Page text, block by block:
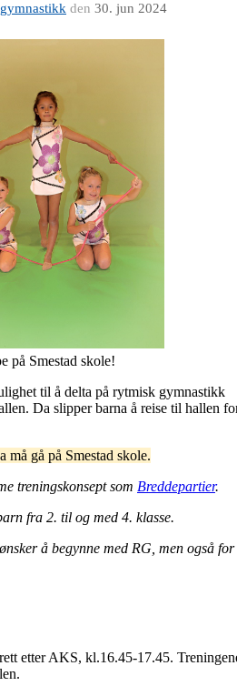
den 30. jun 2024
på Smestad skole!
til å delta på rytmisk gymnastikk
Da slipper barna å reise til hallen
må gå på Smestad skole.
treningskonsept som Breddepartier.
fra 2. til og med 4. klasse.
å begynne med RG, men også for
etter AKS, kl.16.45-17.45.